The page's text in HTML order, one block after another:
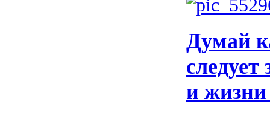
Думай
и